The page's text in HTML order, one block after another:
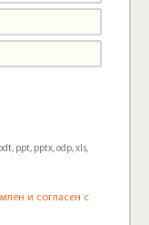
ppt, pptx, odp, xls,
и согласен с